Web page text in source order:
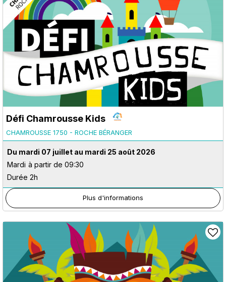
Défi Chamrousse Kids
CHAMROUSSE 1750 - ROCHE BÉRANGER
Du mardi 07 juillet au mardi 25 août 2026
Mardi à partir de 09:30
Durée 2h
Plus d'informations